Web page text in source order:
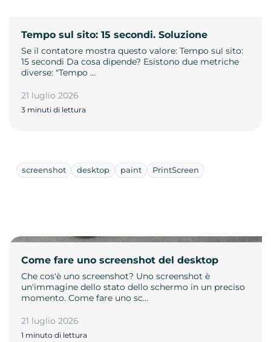
Tempo sul sito: 15 secondi. Soluzione
Se il contatore mostra questo valore: Tempo sul sito:
15 secondi Da cosa dipende? Esistono due metriche
diverse: "Tempo …
21 luglio 2026
3 minuti di lettura
screenshot desktop paint PrintScreen
Come fare uno screenshot del desktop
Che cos'è uno screenshot? Uno screenshot è
un'immagine dello stato dello schermo in un preciso
momento. Come fare uno sc…
21 luglio 2026
1 minuto di lettura